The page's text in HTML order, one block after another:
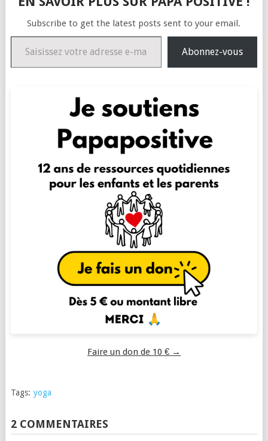
Subscribe to get the latest posts sent to your email.
Saisissez votre adresse e-mail…
Abonnez-vous
Faire un don de 10 € →
Tags: yoga
2 COMMENTAIRES